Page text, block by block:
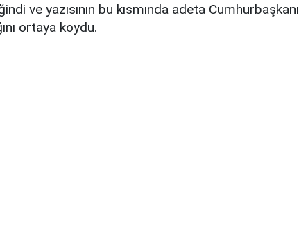
ve yazısının bu kısmında adeta Cumhurbaşkanı
ortaya koydu.